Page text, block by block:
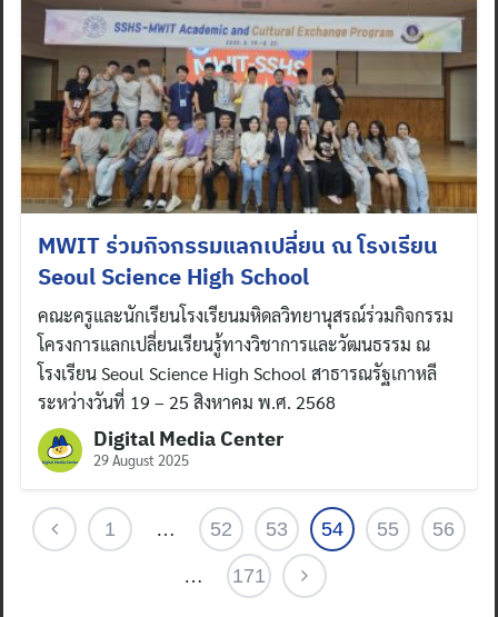
Search
MWIT ร่วมกิจกรรมแลกเปลี่ยน ณ โรงเรียน
Seoul Science High School
คณะครูและนักเรียนโรงเรียนมหิดลวิทยานุสรณ์ร่วมกิจกรรม
โครงการแลกเปลี่ยนเรียนรู้ทางวิชาการและวัฒนธรรม ณ
โรงเรียน Seoul Science High School สาธารณรัฐเกาหลี
ระหว่างวันที่ 19 – 25 สิงหาคม พ.ศ. 2568
Digital Media Center
29 August 2025
1 … 52 53 54 55 56
… 171